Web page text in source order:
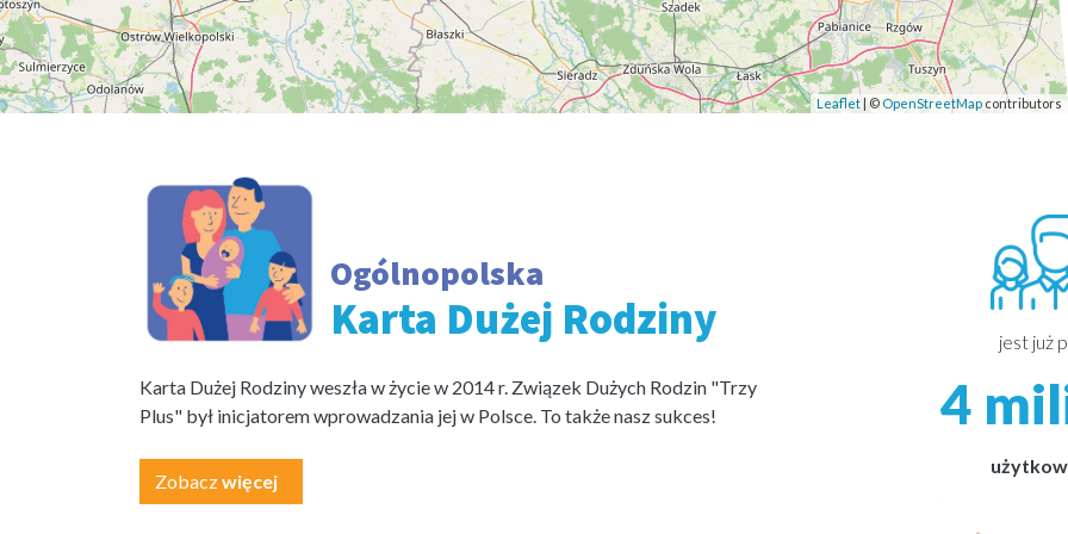
Leaflet| © OpenStreetMap contributors
Ogólnopolska
Karta Dużej Rodziny
Karta Dużej Rodziny weszła w życie w 2014 r. Związek Dużych Rodzin "Trzy
Plus" był inicjatorem wprowadzania jej w Polsce. To także nasz sukces!
Zobaczwięcej
jest już
4